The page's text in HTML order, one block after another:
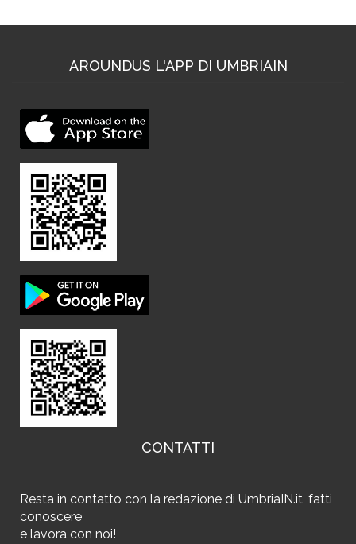
AROUNDUS L'APP DI UMBRIAIN
CONTATTI
Resta in contatto con la redazione di UmbriaIN.it, fatti
conoscere
e lavora con noi!